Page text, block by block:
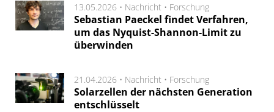
13.05.2026 • Nachricht • Forschung
Sebastian Paeckel findet Verfahren,
um das Nyquist-Shannon-Limit zu
überwinden
21.04.2026 • Nachricht • Forschung
Solarzellen der nächsten Generation
entschlüsselt